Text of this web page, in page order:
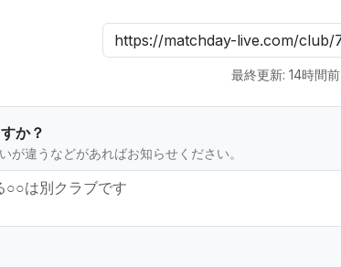
最終更新: 14時間前
か？
が違うなどがあればお知らせください。